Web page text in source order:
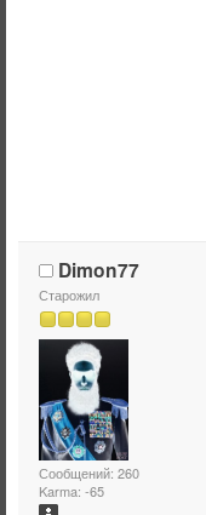
Dimon77
Старожил
Сообщений: 260
Karma: -65